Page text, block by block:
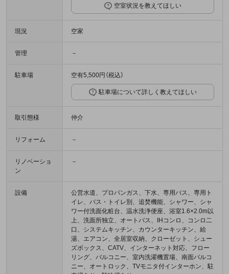
空室状況を教えてほしい
現況 空家
管理 －
駐車場 空有5,500円（税込）
駐車場について詳しく教えてほしい
取引態様 仲介
リフォーム －
リノベーショ
ン
－
設備
公営水道、プロパンガス、下水、専用バス、専用ト
イレ、バス・トイレ別、追焚機能、シャワー、シャ
ワー付洗面化粧台、温水洗浄便座、浴室1.6×2.0m以
上、洗面所独立、オートバス、IHコンロ、コンロ二
口、システムキッチン、カウンターキッチン、給
湯、エアコン、全居室収納、クローゼット、シュー
ズボックス、CATV、インターネット対応、フロー
リング、バルコニー、室内洗濯機置場、南面バルコ
ニー、オートロック、TVモニタ付インターホン、駐